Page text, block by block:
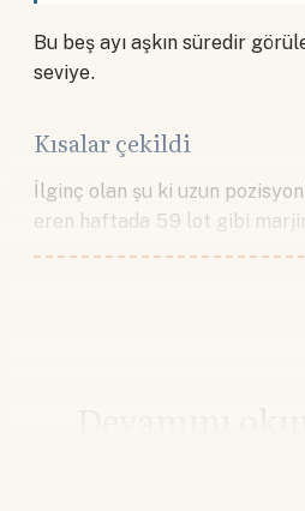
Bu beş ayı aşkın süredir
seviye.
Kısalar çekildi
İlginç olan şu ki uzun
eren haftada 59 lot gibi
Devamını